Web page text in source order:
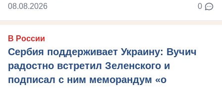
08.08.2026 0
В России
Сербия поддерживает Украину: Вучич
радостно встретил Зеленского и
подписал с ним меморандум «о